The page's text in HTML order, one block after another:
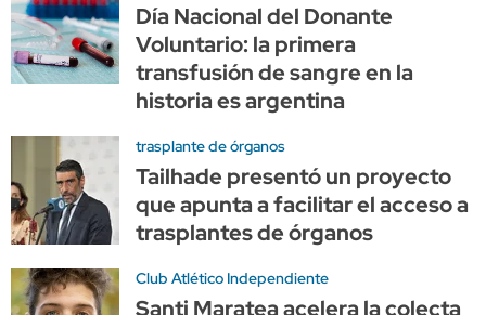
Día Nacional del Donante
Voluntario: la primera
transfusión de sangre en la
historia es argentina
trasplante de órganos
Tailhade presentó un proyecto
que apunta a facilitar el acceso a
trasplantes de órganos
Club Atlético Independiente
Santi Maratea acelera la colecta